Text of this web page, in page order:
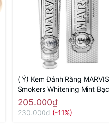
( Ý) Kem Đánh Răng MARVIS
Smokers Whitening Mint Bạc
Trắng ( Dành Cho Người Hút
Thuốc Lá)
205.000₫
230.000₫ (-11%)